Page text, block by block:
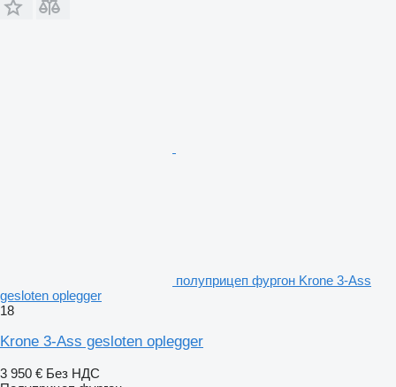
полуприцеп фургон Krone 3-Ass
gesloten oplegger
18
Krone 3-Ass gesloten oplegger
3 950 € Без НДС